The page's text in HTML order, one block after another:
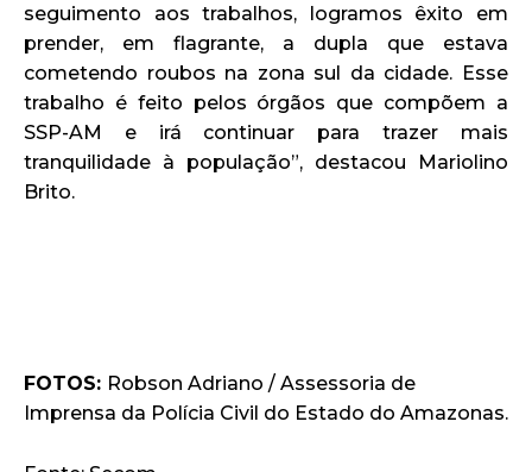
seguimento aos trabalhos, logramos êxito em
prender, em flagrante, a dupla que estava
cometendo roubos na zona sul da cidade. Esse
trabalho é feito pelos órgãos que compõem a
SSP-AM e irá continuar para trazer mais
tranquilidade à população”, destacou Mariolino
Brito.
FOTOS: Robson Adriano / Assessoria de
Imprensa da Polícia Civil do Estado do Amazonas.